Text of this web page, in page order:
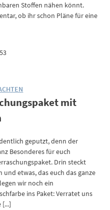
Stoffen nähen könnt.
ob ihr schon Pläne für eine
mit
geputzt, denn der
Besonderes für euch
Drin steckt
und etwas, das euch das ganze
wir noch ein
ins Paket: Verratet uns